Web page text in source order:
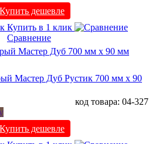
Купить дешевле
Купить в 1 клик
Сравнение
Мастер Дуб Рустик 700 мм х 90
код товара: 04-327
Купить дешевле